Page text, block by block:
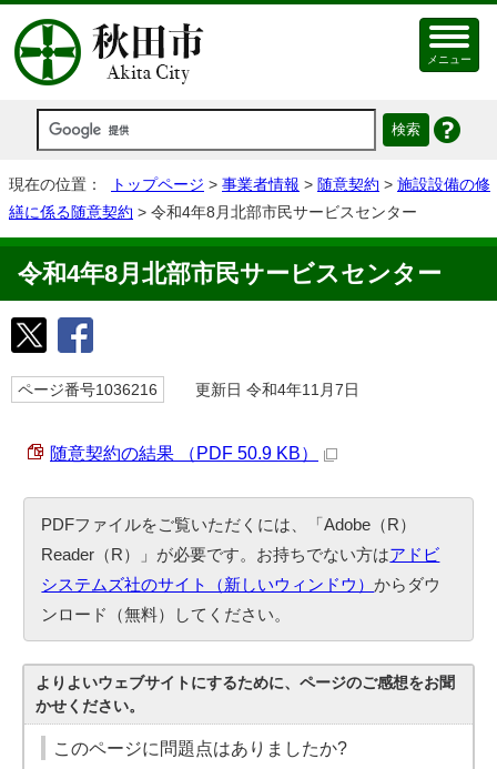
メニュー
現在の位置： トップページ > 事業者情報 > 随意契約 > 施設設備の修
繕に係る随意契約 > 令和4年8月北部市民サービスセンター
令和4年8月北部市民サービスセンター
ページ番号1036216 更新日 令和4年11月7日
随意契約の結果 （PDF 50.9 KB）
PDFファイルをご覧いただくには、「Adobe（R）
Reader（R）」が必要です。お持ちでない方はアドビ
システムズ社のサイト（新しいウィンドウ）からダウ
ンロード（無料）してください。
よりよいウェブサイトにするために、ページのご感想をお聞
かせください。
このページに問題点はありましたか?